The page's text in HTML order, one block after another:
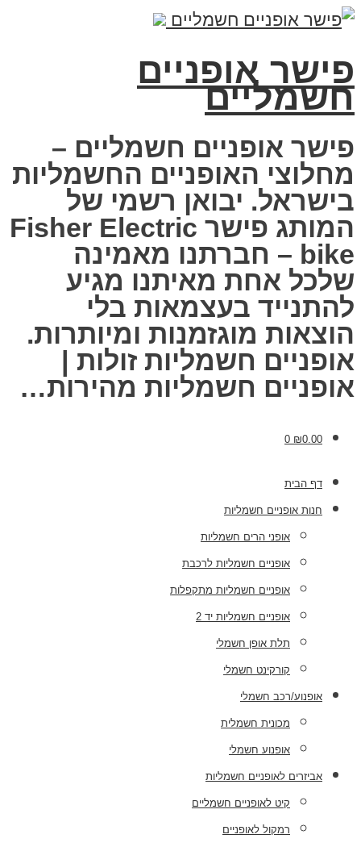
פישר אופניים
חשמליים
פישר אופניים חשמליים –
מחלוצי האופניים החשמליות
בישראל. יבואן רשמי של
המותג פישר Fisher Electric
bike – חברתנו מאמינה
שלכל אחת מאיתנו מגיע
להתנייד בעצמאות בלי
הוצאות מוגזמנות ומיותרות.
אופניים חשמליות זולות |
אופניים חשמליות מהירות…
₪0.00
0
דף הבית
חנות אופניים חשמליות
אופני הרים חשמליות
אופניים חשמליות לרכבת
אופניים חשמליות מתקפלות
אופניים חשמליות יד 2
תלת אופן חשמלי
קורקינט חשמלי
אופנוע/רכב חשמלי
מכונית חשמלית
אופנוע חשמלי
אביזרים לאופניים חשמליות
קיט לאופניים חשמליים
רמקול לאופניים